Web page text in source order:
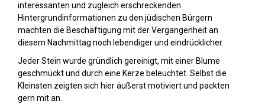
interessanten und zugleich erschreckenden
Hintergrundinformationen zu den jüdischen Bürgern
machten die Beschäftigung mit der Vergangenheit an
diesem Nachmittag noch lebendiger und eindrücklicher.
Jeder Stein wurde gründlich gereinigt, mit einer Blume
geschmückt und durch eine Kerze beleuchtet. Selbst die
Kleinsten zeigten sich hier äußerst motiviert und packten
gern mit an.